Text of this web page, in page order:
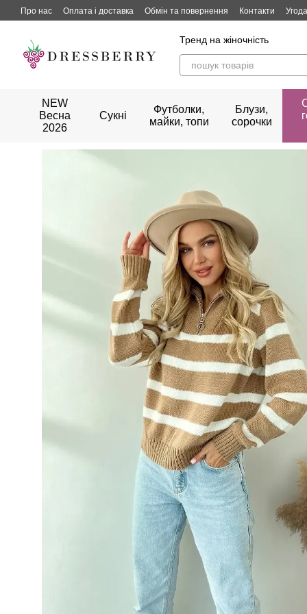
Перейти до основного контенту
Про нас Оплата і доставка Обмін та повернення Контакти
Тренд на жіночність
NEW
Весна
2026
Сукні
Футболки,
майки, топи
Блузи,
сорочки